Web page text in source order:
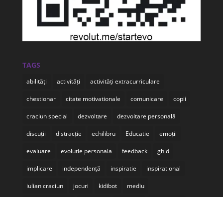
TAGS
abilități activități activități extracurriculare
chestionar citate motivationale comunicare copii
craciun special dezvoltare dezvoltare personală
discuții distracție echilibru Educatie emoții
evaluare evolutie personala feedback ghid
implicare independență inspiratie inspirational
iulian craciun jocuri kidibot mediu